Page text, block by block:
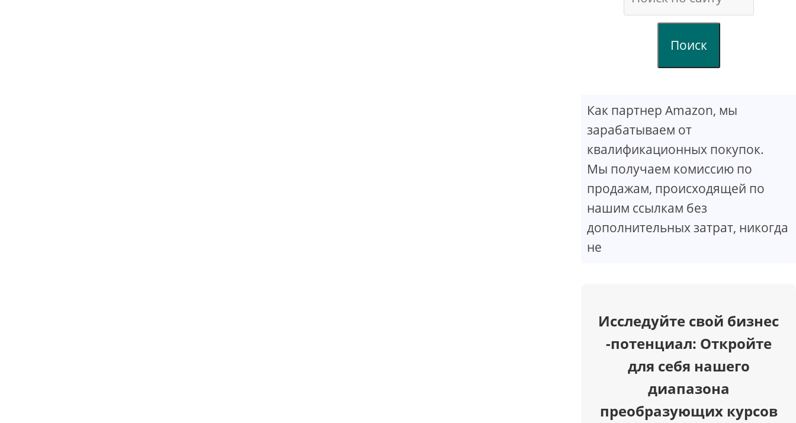
Поиск
Как партнер Amazon, мы
зарабатываем от
квалификационных покупок.
Мы получаем комиссию по
продажам, происходящей по
нашим ссылкам без
дополнительных затрат, никогда
не
Исследуйте свой бизнес
-потенциал: Откройте
для себя нашего
диапазона
преобразующих курсов